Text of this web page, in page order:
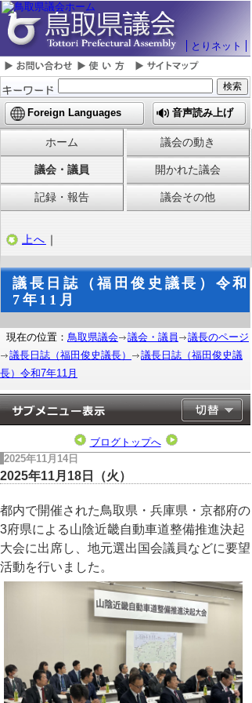
とりネット
Foreign Languages 音声読み上げ
ホーム 議会の動き
議会・議員 開かれた議会
記録・報告 議会その他
上へ ｜
議長日誌（福田俊史議長）令和
7年11月
現在の位置： 鳥取県議会 議会・議員
議長のページ
議長日誌（福田俊史議長）
議長日誌（福田俊史議
長）令和7年11月
ブログトップへ
2025年11月14日
2025年11月18日（火）
都内で開催された鳥取県・兵庫県・京都府の
3府県による山陰近畿自動車道整備推進決起
大会に出席し、地元選出国会議員などに要望
活動を行いました。